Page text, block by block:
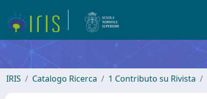
IRIS Catalogo Ricerca 1 Contributo su Rivista